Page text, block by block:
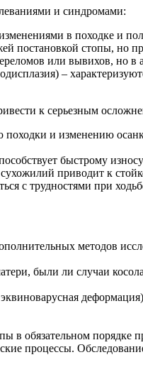
и синдромами:
в походке и
постановкой стопы, но
или вывихов, но в
–
к серьезным
походки и изменению
быстрому
приводит к
с трудностями при
методов
были ли случаи
в обязательном порядке
процессы.